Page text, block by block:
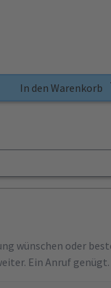
In den Warenkorb
wünschen oder
Ein Anruf genügt.